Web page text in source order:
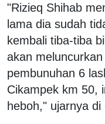
"Rizieq Shihab
lama dia sudah
kembali tiba-tiba
akan
pembunuhan 6
Cikampek km 50,
heboh," ujarnya di